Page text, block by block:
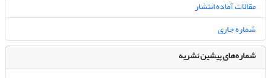
مقالات آماده انتشار
شماره جاری
شماره‌های پیشین نشریه